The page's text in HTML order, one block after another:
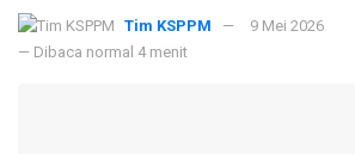
Tim KSPPM
9 Mei 2026
— Dibaca normal 4 menit